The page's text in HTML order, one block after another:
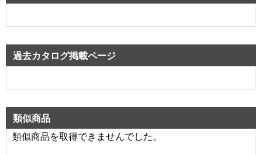
過去カタログ掲載ページ
類似商品
類似商品を取得できませんでした。